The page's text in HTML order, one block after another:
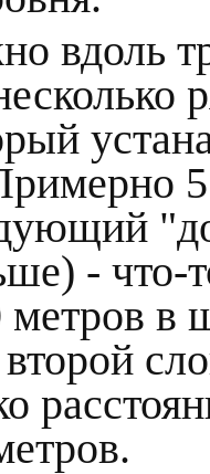
вдоль
- что-
метров в